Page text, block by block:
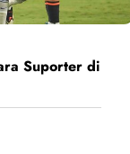
Suporter di